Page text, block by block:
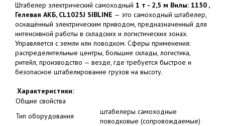
Штабелер электрический самоходный 1 т - 2,5 м Вилы: 1150 ,
Гелевая АКБ, CL1025J SIBLINE — это самоходный штабелер,
оснащённый электрическим приводом, предназначенный для
интенсивной работы в складских и логистических зонах.
Управляется с земли или поводком. Сферы применения:
распределительные центры, большие склады, логистика,
ритейл, производство — везде, где требуется быстрое и
безопасное штабелирование грузов на высоту.
Характеристики:
Общие свойства
Тип оборудования
штабелеры самоходные
поводковые (сопровождаемые)